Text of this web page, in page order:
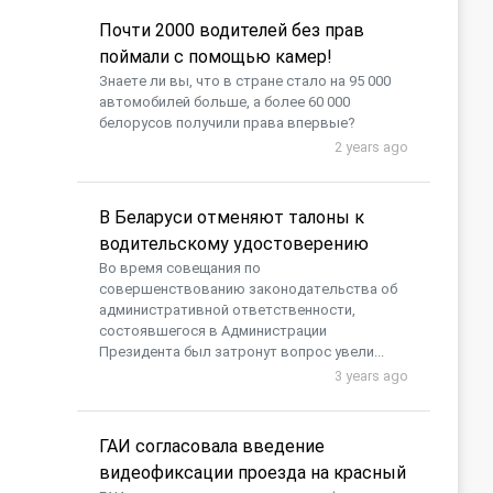
Почти 2000 водителей без прав
поймали с помощью камер!
Знаете ли вы, что в стране стало на 95 000
автомобилей больше, а более 60 000
белорусов получили права впервые?
2 years ago
В Беларуси отменяют талоны к
водительскому удостоверению
Во время совещания по
совершенствованию законодательства об
административной ответственности,
состоявшегося в Администрации
Президента был затронут вопрос увели...
3 years ago
ГАИ согласовала введение
видеофиксации проезда на красный